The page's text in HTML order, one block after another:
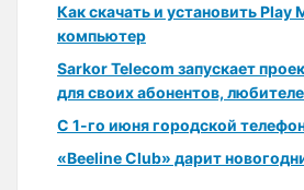
Как скачать и установить Play
компьютер
Sarkor Telecom запускает
для своих абонентов,
С 1-го июня городской
«Beeline Club» дарит